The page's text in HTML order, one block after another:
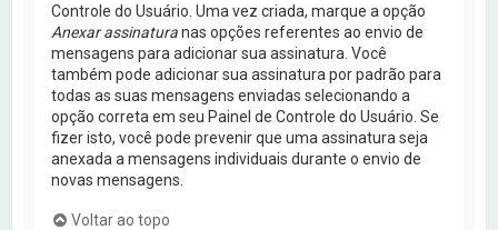
Controle do Usuário. Uma vez criada, marque a opção
Anexar assinaturanas opções referentes ao envio de
mensagens para adicionar sua assinatura. Você
também pode adicionar sua assinatura por padrão para
todas as suas mensagens enviadas selecionando a
opção correta em seu Painel de Controle do Usuário. Se
fizer isto, você pode prevenir que uma assinatura seja
anexada a mensagens individuais durante o envio de
novas mensagens.
Voltar ao topo